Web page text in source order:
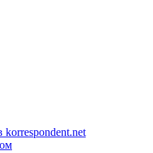
korrespondent.net